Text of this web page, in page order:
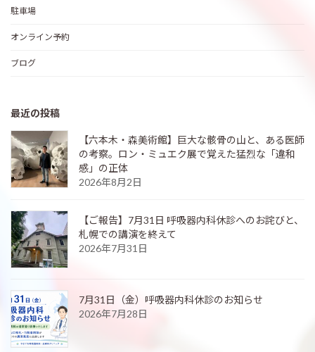
駐車場
オンライン予約
ブログ
最近の投稿
【六本木・森美術館】巨大な骸骨の山と、ある医師
の考察。ロン・ミュエク展で覚えた猛烈な「違和
感」の正体
2026年8月2日
【ご報告】7月31日 呼吸器内科休診へのお詫びと、
札幌での講演を終えて
2026年7月31日
7月31日（金）呼吸器内科休診のお知らせ
2026年7月28日